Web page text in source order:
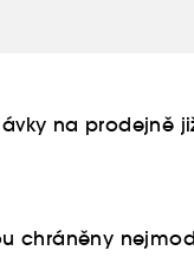
na prodejně
chráněny